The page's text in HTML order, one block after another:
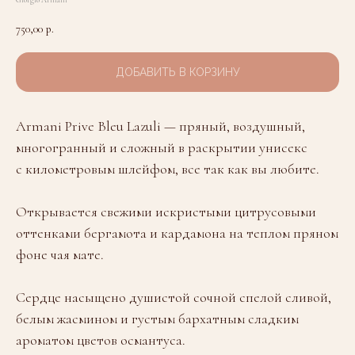
750,00 р.
ДОБАВИТЬ В КОРЗИНУ
Armani Prive Bleu Lazuli — пряный, воздушный,
многогранный и сложный в раскрытии унисекс
с километровым шлейфом, все так как вы любите.
Открывается свежими искристыми цитрусовыми
оттенками бергамота и кардамона на теплом пряном
фоне чая мате.
Сердце насыщено душистой сочной спелой сливой,
белым жасмином и густым бархатным сладким
ароматом цветов османтуса.